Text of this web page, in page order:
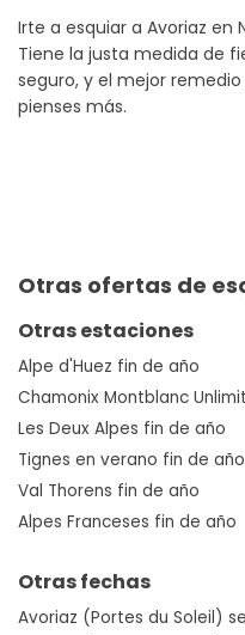
Irte a esquiar a Avoriaz en
Tiene la justa medida de
seguro, y el mejor remedio
pienses más.
Otras ofertas de
Otras estaciones
Alpe d'Huez fin de año
Chamonix Montblanc
Les Deux Alpes fin de año
Tignes en verano fin de año
Val Thorens fin de año
Alpes Franceses fin de año
Otras fechas
Avoriaz (Portes du Soleil)